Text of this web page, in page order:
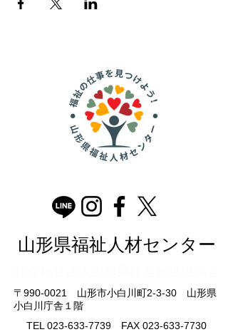
山形県福祉人材センター
〒990-0021 山形市小白川町2-3-30 山形県
小白川庁舎１階
TEL 023-633-7739 FAX 023-633-7730